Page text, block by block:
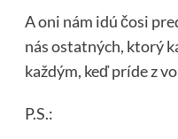
A oni nám idú čosi
nás ostatných, ktorý
každým, keď príde z
P.S.: